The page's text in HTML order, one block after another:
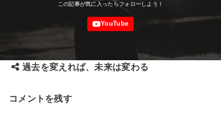
過去を変えれば、未来は変わる
コメントを残す